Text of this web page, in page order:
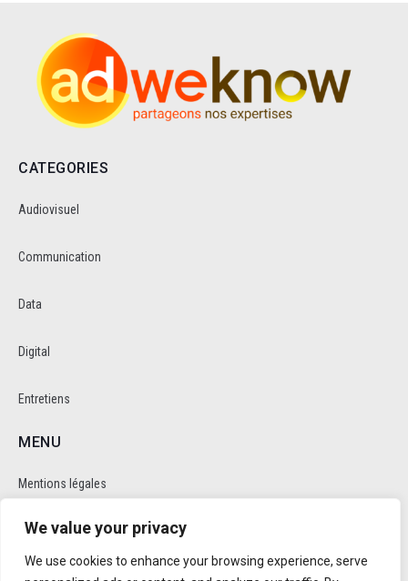
We value your privacy
We use cookies to enhance your browsing experience, serve
CATEGORIES
Audiovisuel
Communication
Data
Digital
Entretiens
MENU
Mentions légales
Politique de cookie et de confidentalité
RÉSEAUX SOCIAUX